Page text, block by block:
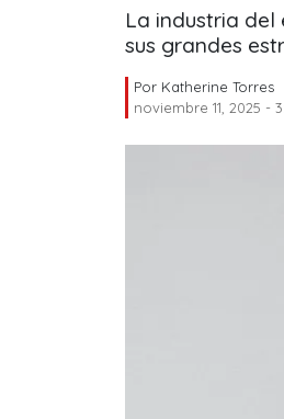
La industria
sus grandes
Por Katherine Torres
noviembre 11, 2025 -